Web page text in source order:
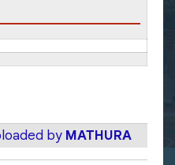
by MATHURA